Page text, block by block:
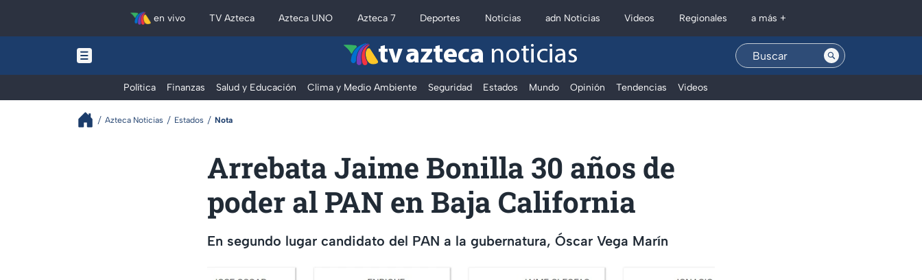
en vivo TV Azteca Azteca UNO Azteca 7 Deportes Noticias adn Noticias Videos Regionales a más +
tv azteca noticias
Política Finanzas Salud y Educación Clima y Medio Ambiente Seguridad Estados Mundo Opinión Tendencias Videos
Azteca Noticias Estados Nota
Arrebata Jaime Bonilla 30 años de
poder al PAN en Baja California
En segundo lugar candidato del PAN a la gubernatura, Óscar Vega Marín